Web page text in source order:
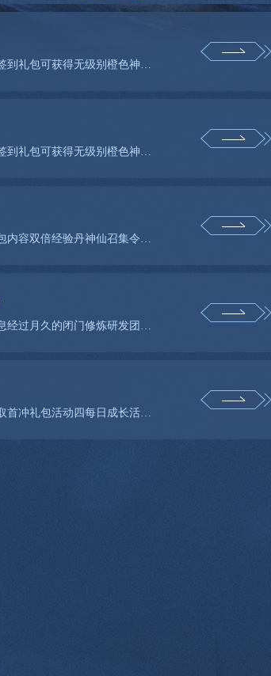
活动一上线送无级别神品装备活动区服南天宫活动时间长期有效活动规则上线送签到礼包可获得无级别橙色神品装
活动一上线送无级别神品装备活动区服月幽境活动时间长期有效活动规则上线送签到礼包可获得无级别橙色神品装
手机预约礼包礼包说明在官网首页进行手机预约即可获得手机预约礼包激活码礼包内容双倍经验丹神仙召集令三界
尊敬的玩家们您期待已久的由星凝互娱代理运营的神仙传再度传来令人振奋的消息经过月久的闭门修炼研发团队为
活动三首冲快人一步活动区服万灵城活动时间长期有效活动规则首次充值元可领取首冲礼包活动四每日成长活动区